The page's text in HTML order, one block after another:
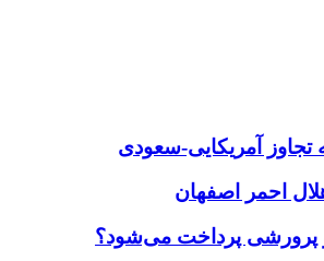
آمریکایی-سعودی
پرورشی پرداخت می‌شود؟